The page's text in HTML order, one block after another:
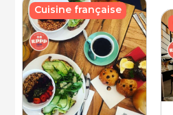
Cuisine française